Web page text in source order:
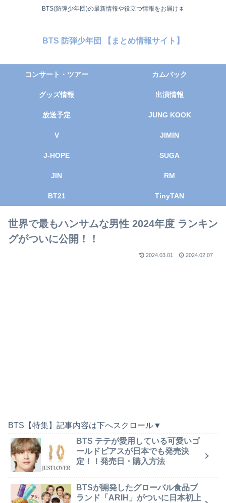
BTS(防弾少年団)の最新情報や役立つ情報をお届け🌷
BTS 防弾少年団 【まとめ情報サイト】
コンサート・ツアー カムバック
グッズ情報 出演情報
放送予定 JUNG KOOK
V JIMIN
J-HOPE SUGA
JIN RM
BT21 TinyTAN
世界で最もハンサムな男性 2024年度 ランキン
グがついに公開！！
2024.03.01 2024.02.07
BTS【特集】記事内容は下へスクロール▼
BTS テテが愛用している可愛いゴ
ールドピアスが日本でも発売決
定！！発売日・購入方法
BTSが開発したグローバル食品ブ
ランド「ARIH」がついに日本初上